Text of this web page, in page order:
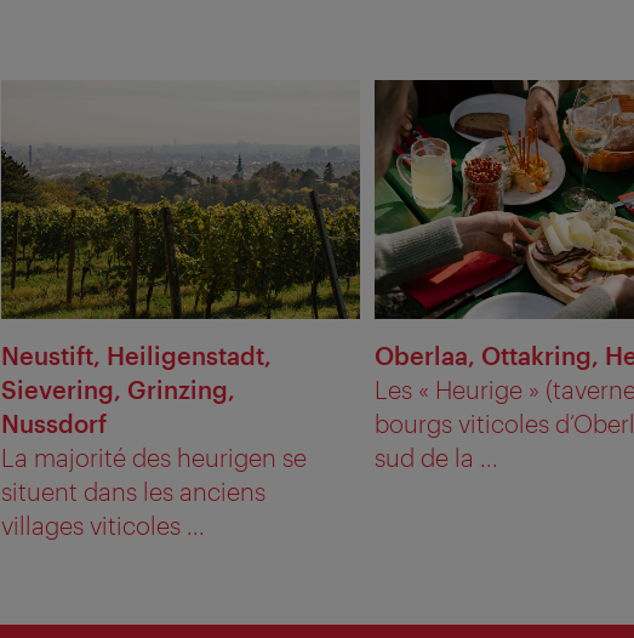
Neustift, Heiligenstadt,
Sievering, Grinzing,
Nussdorf
La majorité des heurigen se
situent dans les anciens
villages viticoles ...
Oberlaa, Ottakring,
Les « Heurige »
bourgs viticoles
sud de la ...